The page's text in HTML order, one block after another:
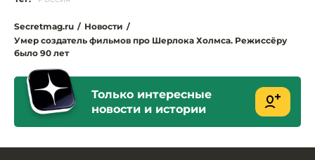
Secretmag.ru / Новости /
Умер создатель фильмов про Шерлока Холмса. Режиссёру
было 90 лет
Только интересные
новости и истории